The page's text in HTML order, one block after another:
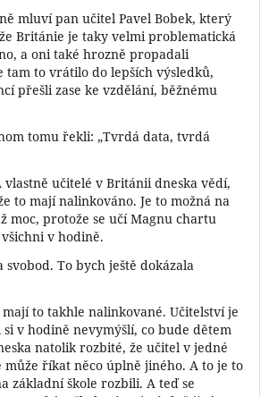
mluví pan učitel Pavel Bobek, který
Británie je taky velmi problematická
a oni také hrozně propadali
tam to vrátilo do lepších výsledků,
přešli zase ke vzdělání, běžnému
tomu řekli: „Tvrdá data, tvrdá
vlastně učitelé v Británii dneska vědí,
to mají nalinkováno. Je to možná na
moc, protože se učí Magnu chartu
v hodině.
svobod. To bych ještě dokázala
mají to takhle nalinkované. Učitelství je
v hodině nevymýšlí, co bude dětem
natolik rozbité, že učitel v jedné
může říkat něco úplně jiného. A to je to
základní škole rozbili. A teď se